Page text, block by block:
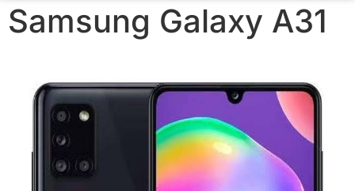
Samsung Galaxy A31